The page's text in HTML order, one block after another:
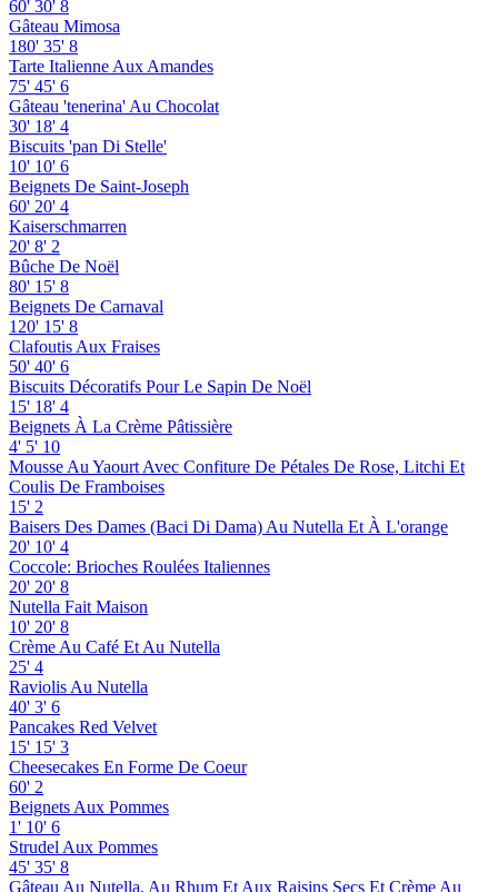
60' 30' 8
Gâteau Mimosa
180' 35' 8
Tarte Italienne Aux Amandes
75' 45' 6
Gâteau 'tenerina' Au Chocolat
30' 18' 4
Biscuits 'pan Di Stelle'
10' 10' 6
Beignets De Saint-Joseph
60' 20' 4
Kaiserschmarren
20' 8' 2
Bûche De Noël
80' 15' 8
Beignets De Carnaval
120' 15' 8
Clafoutis Aux Fraises
50' 40' 6
Biscuits Décoratifs Pour Le Sapin De Noël
15' 18' 4
Beignets À La Crème Pâtissière
4' 5' 10
Mousse Au Yaourt Avec Confiture De Pétales De Rose, Litchi Et
Coulis De Framboises
15' 2
Baisers Des Dames (Baci Di Dama) Au Nutella Et À L'orange
20' 10' 4
Coccole: Brioches Roulées Italiennes
20' 20' 8
Nutella Fait Maison
10' 20' 8
Crème Au Café Et Au Nutella
25' 4
Raviolis Au Nutella
40' 3' 6
Pancakes Red Velvet
15' 15' 3
Cheesecakes En Forme De Coeur
60' 2
Beignets Aux Pommes
1' 10' 6
Strudel Aux Pommes
45' 35' 8
Gâteau Au Nutella, Au Rhum Et Aux Raisins Secs Et Crème Au